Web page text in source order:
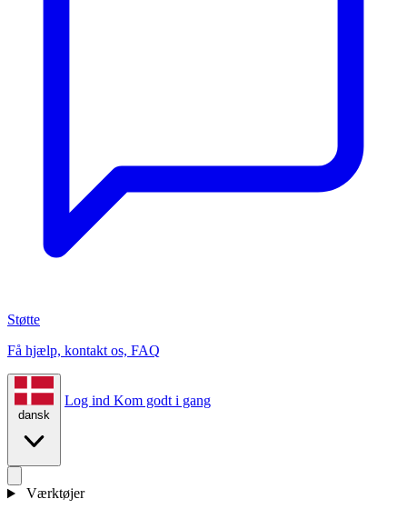
Støtte
Få hjælp, kontakt os, FAQ
dansk
Log ind Kom godt i gang
Værktøjer